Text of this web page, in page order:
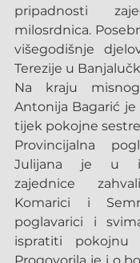
pripadnosti
milosrdnica.
višegodišnje
Terezije u
Na kraju
Antonija Bagarić
tijek pokojne sestre
Provincijalna
Julijana je u
zajednice
Komarici i
poglavarici i
ispratiti pokojnu